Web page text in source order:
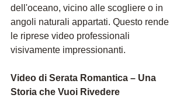
dell'oceano, vicino alle scogliere o in
angoli naturali appartati. Questo rende
le riprese video professionali
visivamente impressionanti.
Video di Serata Romantica – Una
Storia che Vuoi Rivedere